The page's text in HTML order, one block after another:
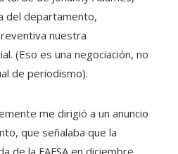
del departamento,
nuestra
(Eso es una negociación, no
de periodismo).
me dirigió a un anuncio
que señalaba que la
de la FAFSA en diciembre